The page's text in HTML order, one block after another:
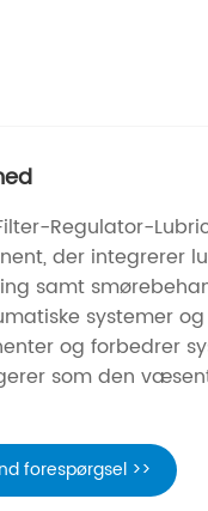
Regulator-
der integrerer
samt
systemer
og forbedrer
som den
forespørgsel >>